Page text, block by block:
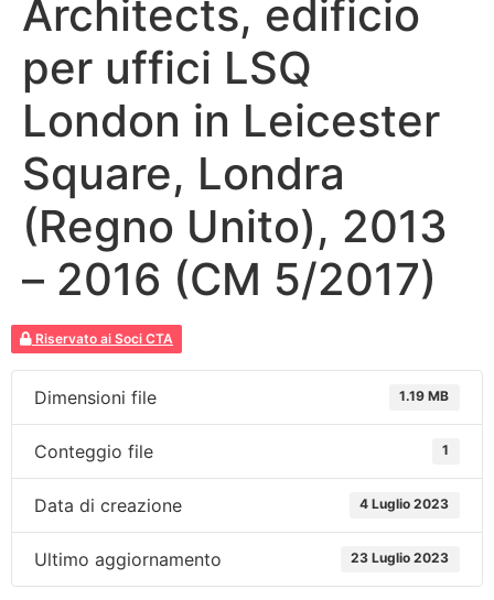
Architects, edificio
per uffici LSQ
London in Leicester
Square, Londra
(Regno Unito), 2013
– 2016 (CM 5/2017)
Riservato ai Soci CTA
Dimensioni file 1.19 MB
Conteggio file 1
Data di creazione 4 Luglio 2023
Ultimo aggiornamento 23 Luglio 2023